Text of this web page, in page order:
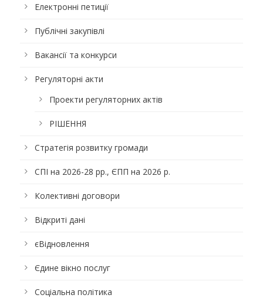
Електронні петиції
Публічні закупівлі
Вакансії та конкурси
Регуляторні акти
Проекти регуляторних актів
РІШЕННЯ
Стратегія розвитку громади
СПІ на 2026-28 рр., ЄПП на 2026 р.
Колективні договори
Відкриті дані
єВідновлення
Єдине вікно послуг
Соціальна політика